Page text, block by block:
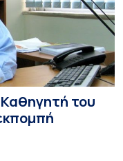
του